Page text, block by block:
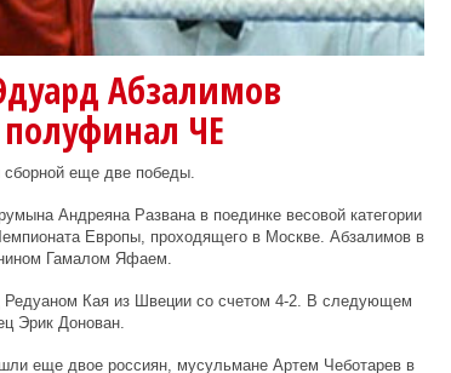
Абзалимов
полуфинал ЧЕ
еще две победы.
Андреяна Развана в поединке весовой категории
Европы, проходящего в Москве. Абзалимов в
Гамалом Яфаем.
Редуаном Кая из Швеции со счетом 4-2. В следующем
Эрик Донован.
еще двое россиян, мусульмане Артем Чеботарев в